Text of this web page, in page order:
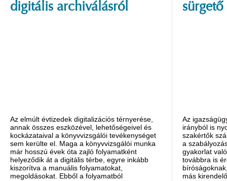
digitális archiválásról
Az elmúlt évtizedek digitalizációs térnyerése,
annak összes eszközével, lehetőségeivel és
kockázataival a könyvvizsgálói tevékenységet
sem kerülte el. Maga a könyvvizsgálói munka
már hosszú évek óta zajló folyamatként
helyeződik át a digitális térbe, egyre inkább
kiszorítva a manuális folyamatokat,
megoldásokat. Ebből a folyamatból
sürgető
Az
irányból is
szakértők
a
gyakorlat
továbbra is
más